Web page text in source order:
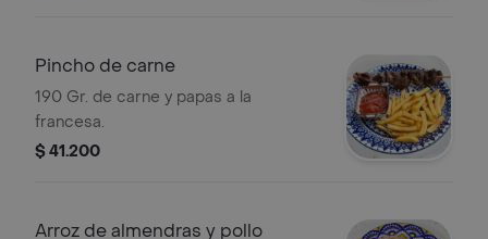
Pincho de carne
190 Gr. de carne y papas a la
francesa.
$ 41.200
Arroz de almendras y pollo